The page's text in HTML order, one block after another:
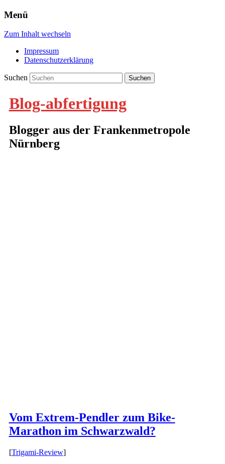
Menü
Zum Inhalt wechseln
Impressum
Datenschutzerklärung
Suchen
Blog-abfertigung
Blogger aus der Frankenmetropole
Nürnberg
Vom Extrem-Pendler zum Bike-
Marathon im Schwarzwald?
[Trigami-Review]